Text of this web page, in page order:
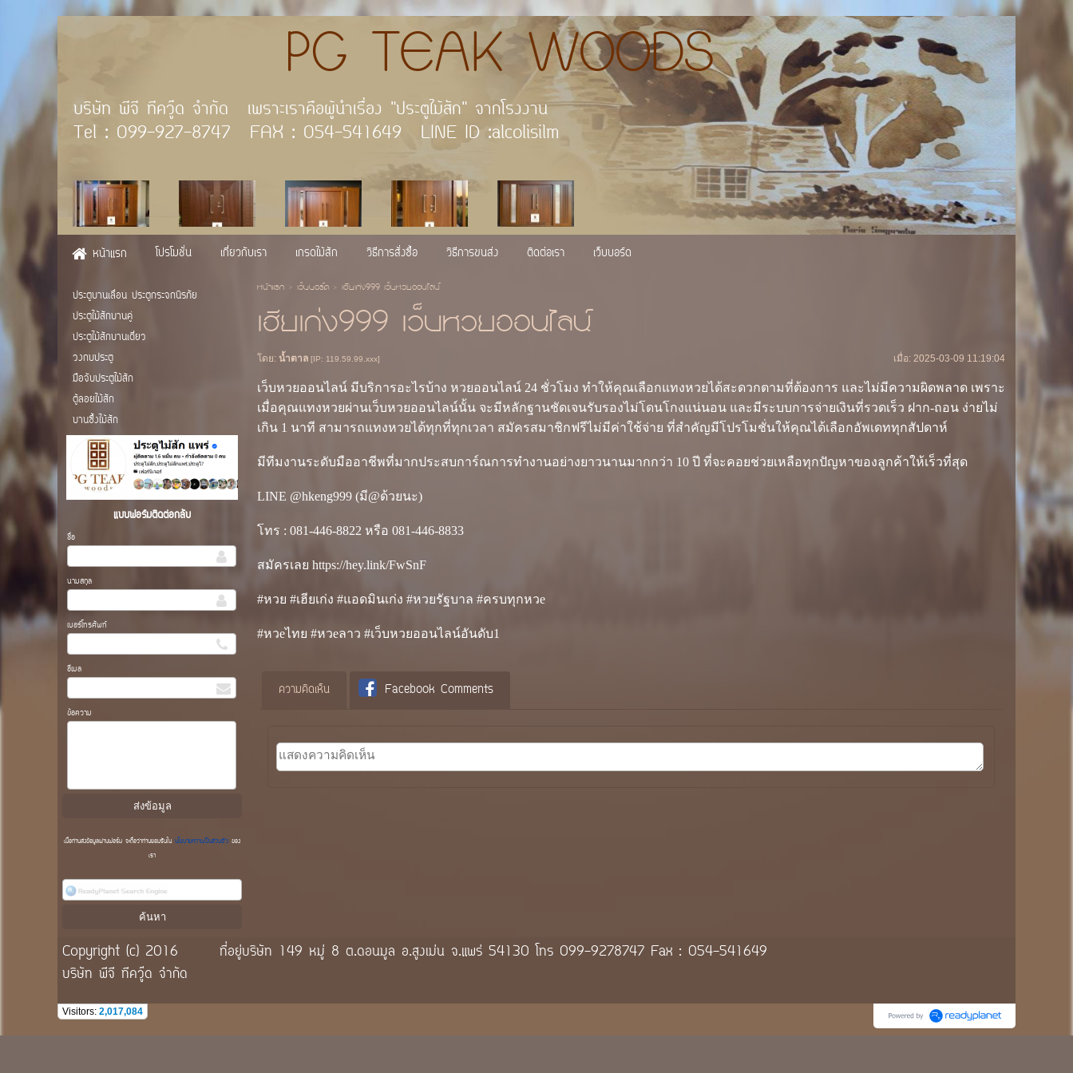
PG TEAK WOODS
บริษัท พีจี ทีควู๊ด จำกัด เพราะเราคือผู้นำเรื่อง "ประตูไม้สัก" จากโรงงาน
Tel : 099-927-8747 FAX : 054-541649 LINE ID :alcolisilm
หน้าแรก โปรโมชั่น เกี่ยวกับเรา เกรดไม้สัก วิธีการสั่งซื้อ วิธีการขนส่ง ติดต่อเรา เว็บบอร์ด
ประตูบานเลื่อน ประตูกระจกนิรภัย
ประตูไม้สักบานคู่
ประตูไม้สักบานเดี่ยว
วงกบประตู
มือจับประตูไม้สัก
ตู้ลอยไม้สัก
บานซื้งไม้สัก
แบบฟอร์มติดต่อกลับ
ชื่อ
นามสกุล
เบอร์โทรศัพท์
อีเมล
ข้อความ
เมื่อท่านส่งข้อมูลผ่านฟอร์ม จะถือว่าท่านยอมรับในนโยบายความเป็นส่วนตัวของ
เรา
หน้าแรก> เว็บบอร์ด> เฮียเก่ง999 เว็บหวยออนไลน์
เฮียเก่ง999 เว็บหวยออนไลน์
โดย: น้ำตาล [IP: 119.59.99.xxx] เมื่อ: 2025-03-09 11:19:04
เว็บหวยออนไลน์ มีบริการอะไรบ้าง หวยออนไลน์ 24 ชั่วโมง ทำให้คุณเลือกแทงหวยได้สะดวกตามที่ต้องการ และไม่มีความผิดพลาด เพราะ
เมื่อคุณแทงหวยผ่านเว็บหวยออนไลน์นั้น จะมีหลักฐานชัดเจนรับรองไม่โดนโกงแน่นอน และมีระบบการจ่ายเงินที่รวดเร็ว ฝาก-ถอน ง่ายไม่
เกิน 1 นาที สามารถแทงหวยได้ทุกที่ทุกเวลา สมัครสมาชิกฟรีไม่มีค่าใช้จ่าย ที่สำคัญมีโปรโมชั่นให้คุณได้เลือกอัพเดททุกสัปดาห์
มีทีมงานระดับมืออาชีพที่มากประสบการ์ณการทำงานอย่างยาวนานมากกว่า 10 ปี ที่จะคอยช่วยเหลือทุกปัญหาของลูกค้าให้เร็วที่สุด
LINE @hkeng999 (มี@ด้วยนะ)
โทร : 081-446-8822 หรือ 081-446-8833
สมัครเลย https://hey.link/FwSnF
#หวย #เฮียเก่ง #แอดมินเก่ง #หวยรัฐบาล #ครบทุกหวe
#หวeไทย #หวeลาว #เว็บหวยออนไลน์อันดับ1
ความคิดเห็น Facebook Comments
Copyright (c) 2016
ที่อยู่บริษัท 149 หมู่ 8 ต.ดอนมูล อ.สูงเม่น จ.แพร่ 54130 โทร 099-9278747 Fax : 054-541649
บริษัท พีจี ทีควู๊ด จำกัด
Visitors: 2,017,084